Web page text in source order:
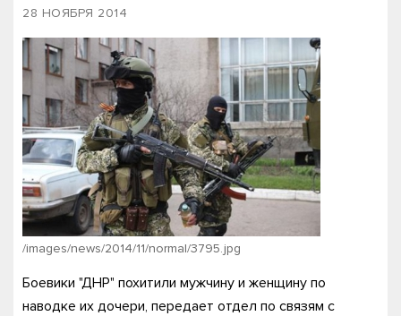
28 НОЯБРЯ 2014
/images/news/2014/11/normal/3795.jpg
Боевики "ДНР" похитили мужчину и женщину по
наводке их дочери, передает отдел по связям с